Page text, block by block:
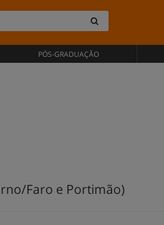
PÓS-GRADUAÇÃO
Faro e Portimão)